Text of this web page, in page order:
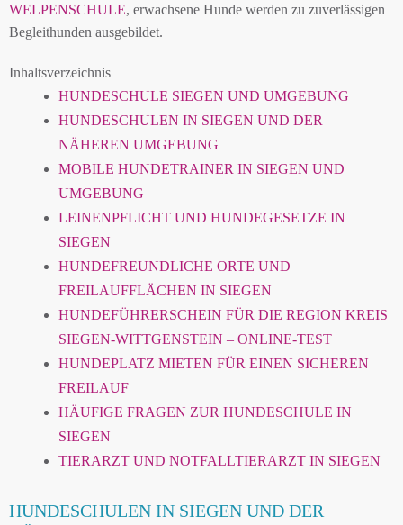
WELPENSCHULE, erwachsene Hunde werden zu zuverlässigen
Begleithunden ausgebildet.
Inhaltsverzeichnis
HUNDESCHULE SIEGEN UND UMGEBUNG
HUNDESCHULEN IN SIEGEN UND DER
NÄHEREN UMGEBUNG
MOBILE HUNDETRAINER IN SIEGEN UND
UMGEBUNG
LEINENPFLICHT UND HUNDEGESETZE IN
SIEGEN
HUNDEFREUNDLICHE ORTE UND
FREILAUFFLÄCHEN IN SIEGEN
HUNDEFÜHRERSCHEIN FÜR DIE REGION KREIS
SIEGEN-WITTGENSTEIN – ONLINE-TEST
HUNDEPLATZ MIETEN FÜR EINEN SICHEREN
FREILAUF
HÄUFIGE FRAGEN ZUR HUNDESCHULE IN
SIEGEN
TIERARZT UND NOTFALLTIERARZT IN SIEGEN
HUNDESCHULEN IN SIEGEN UND DER